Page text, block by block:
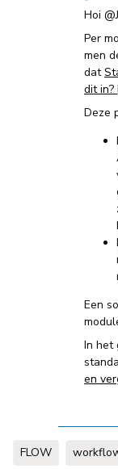
Hoi ​
Per
men
dat
dit in?
Deze
Een
In het
en
FLOW